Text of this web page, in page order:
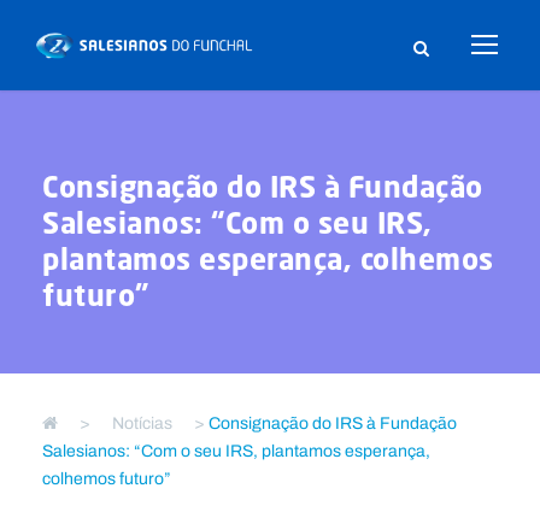
Consignação do IRS à Fundação
Salesianos: “Com o seu IRS,
plantamos esperança, colhemos
futuro”
> Notícias >Consignação do IRS à Fundação
Salesianos: “Com o seu IRS, plantamos esperança,
colhemos futuro”